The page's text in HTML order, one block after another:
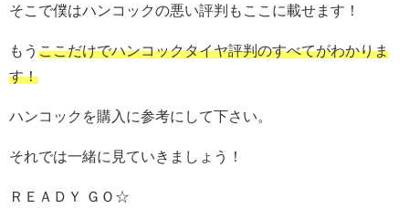
そこで僕はハンコックの悪い評判もここに載せます！
もう ここだけでハンコックタイヤ評判のすべてがわかりま
す！
ハンコックを購入に参考にして下さい。
それでは一緒に見ていきましょう！
ＲＥＡＤＹ ＧＯ☆